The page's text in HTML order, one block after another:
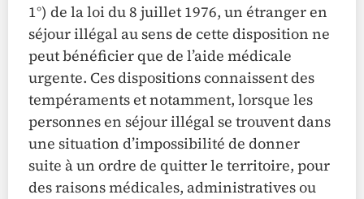
1°) de la loi du 8 juillet 1976, un étranger en
séjour illégal au sens de cette disposition ne
peut bénéficier que de l’aide médicale
urgente. Ces dispositions connaissent des
tempéraments et notamment, lorsque les
personnes en séjour illégal se trouvent dans
une situation d’impossibilité de donner
suite à un ordre de quitter le territoire, pour
des raisons médicales, administratives ou